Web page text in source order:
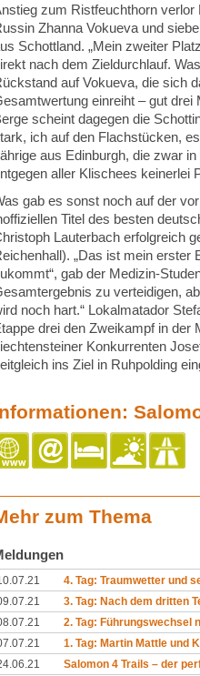
zum Ristfeuchthorn
Zhanna Vokueva und
Schottland. „Mein zweiter
nach dem Zieldurchlauf.
auf Vokueva, die sich
einreiht – gut
scheint dagegen die
ich auf den Flachstücken,
aus Edinburgh, die zwar
aller Klischees keinerlei
gab es sonst noch auf der
Titel des besten
Lauterbach erfolgreich
„Das ist mein
gab der Medizin-
zu verteidigen,
noch hart.“ Lokalmatador
drei den Zweikampf in der
Konkurrenten
ins Ziel in Ruhpolding
zum Thema
4. Tag: Traumwetter und
3. Tag: Nach dem dritten
2. Tag: Führungswechsel
1. Tag: Martin Mattle und
Salomon 4 Trails – der